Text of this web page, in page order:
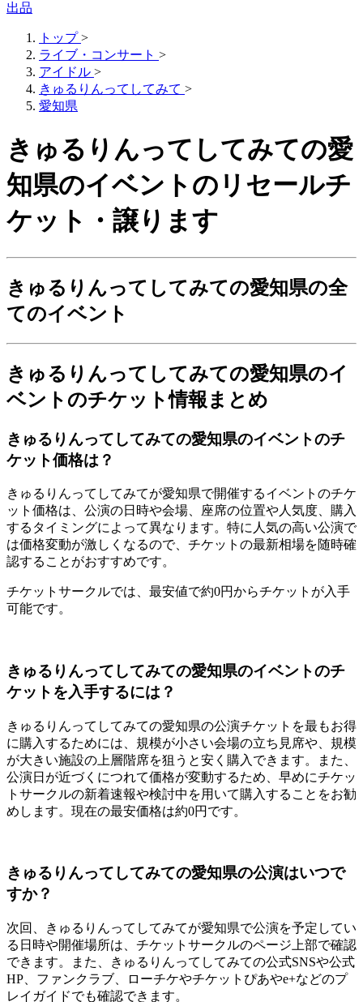
出品
トップ >
ライブ・コンサート >
アイドル >
きゅるりんってしてみて >
愛知県
きゅるりんってしてみての愛
知県のイベントのリセールチ
ケット・譲ります
きゅるりんってしてみての愛知県の全
てのイベント
きゅるりんってしてみての愛知県のイ
ベントのチケット情報まとめ
きゅるりんってしてみての愛知県のイベントのチ
ケット価格は？
きゅるりんってしてみてが愛知県で開催するイベントのチケ
ット価格は、公演の日時や会場、座席の位置や人気度、購入
するタイミングによって異なります。特に人気の高い公演で
は価格変動が激しくなるので、チケットの最新相場を随時確
認することがおすすめです。
チケットサークルでは、最安値で約0円からチケットが入手
可能です。
きゅるりんってしてみての愛知県のイベントのチ
ケットを入手するには？
きゅるりんってしてみての愛知県の公演チケットを最もお得
に購入するためには、規模が小さい会場の立ち見席や、規模
が大きい施設の上層階席を狙うと安く購入できます。また、
公演日が近づくにつれて価格が変動するため、早めにチケッ
トサークルの新着速報や検討中を用いて購入することをお勧
めします。現在の最安価格は約0円です。
きゅるりんってしてみての愛知県の公演はいつで
すか？
次回、きゅるりんってしてみてが愛知県で公演を予定してい
る日時や開催場所は、チケットサークルのページ上部で確認
できます。また、きゅるりんってしてみての公式SNSや公式
HP、ファンクラブ、ローチケやチケットぴあやe+などのプ
レイガイドでも確認できます。